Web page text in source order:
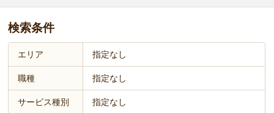
検索条件
エリア 指定なし
職種 指定なし
サービス種別 指定なし